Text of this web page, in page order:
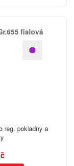
fialová
reg. pokladny a